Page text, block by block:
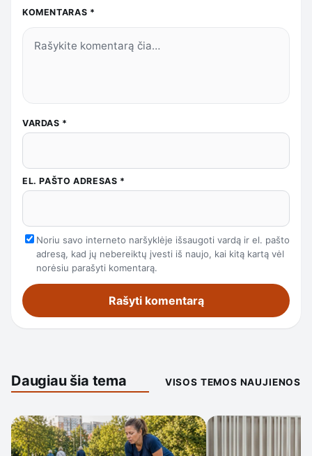
KOMENTARAS *
VARDAS *
EL. PAŠTO ADRESAS *
Noriu savo interneto naršyklėje išsaugoti vardą ir el. pašto
adresą, kad jų nebereiktų įvesti iš naujo, kai kitą kartą vėl
norėsiu parašyti komentarą.
Daugiau šia tema VISOS TEMOS NAUJIENOS